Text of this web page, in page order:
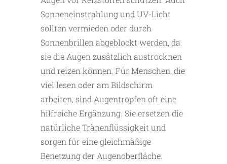
Sonneneinstrahlung und UV-Licht
sollten vermieden oder durch
Sonnenbrillen abgeblockt werden, da
sie die Augen zusätzlich austrocknen
und reizen können. Für Menschen, die
viel lesen oder am Bildschirm
arbeiten, sind Augentropfen oft eine
hilfreiche Ergänzung. Sie ersetzen die
natürliche Tränenflüssigkeit und
sorgen für eine gleichmäßige
Benetzung der Augenoberfläche.